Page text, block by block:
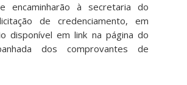
encaminharão à secretaria do
de credenciamento, em
disponível em link na página do
dos comprovantes de